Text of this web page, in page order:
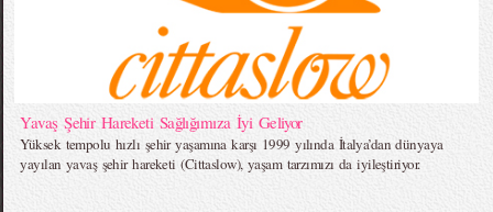
Yavaş Şehir Hareketi Sağlığımıza İyi Geliyor
Yüksek tempolu hızlı şehir yaşamına karşı 1999 yılında İtalya’dan dünyaya
yayılan yavaş şehir hareketi (Cittaslow), yaşam tarzımızı da iyileştiriyor.